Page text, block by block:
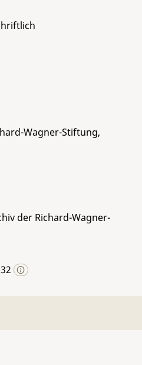
Wagner-Stiftung,
der Richard-Wagner-